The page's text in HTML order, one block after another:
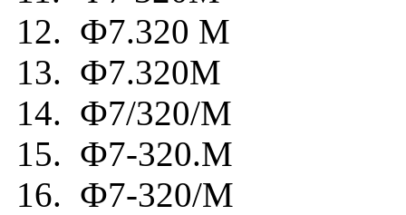
12. Ф7.320 М
13. Ф7.320М
14. Ф7/320/М
15. Ф7-320.М
16. Ф7-320/М